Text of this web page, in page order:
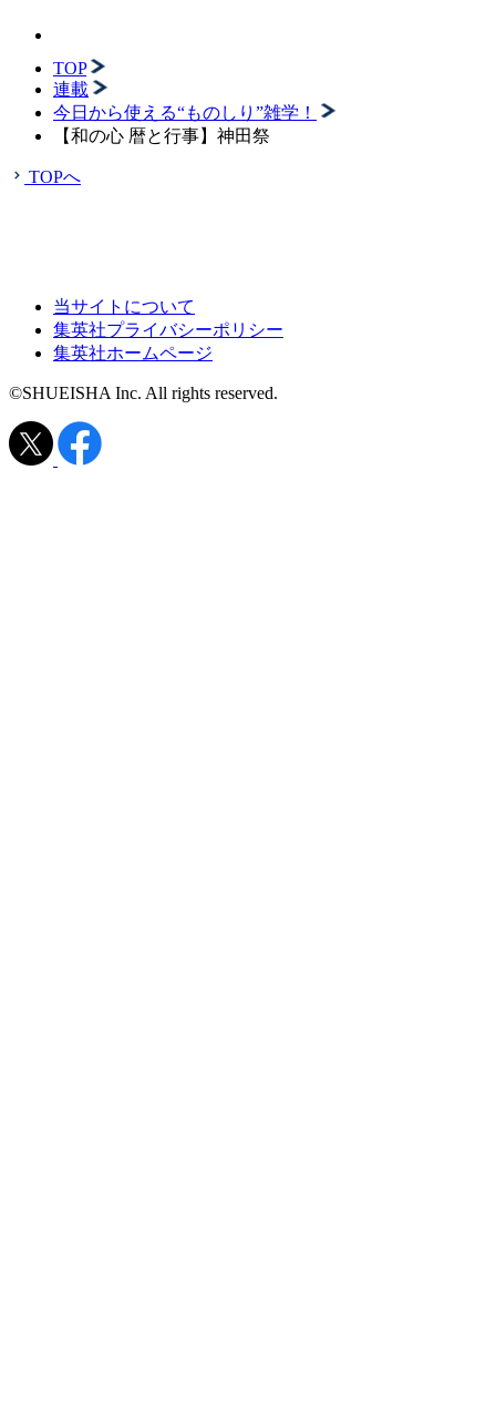
TOP
連載
今日から使える“ものしり”雑学！
【和の心 暦と行事】神田祭
TOPへ
当サイトについて
集英社プライバシーポリシー
集英社ホームページ
©SHUEISHA Inc. All rights reserved.